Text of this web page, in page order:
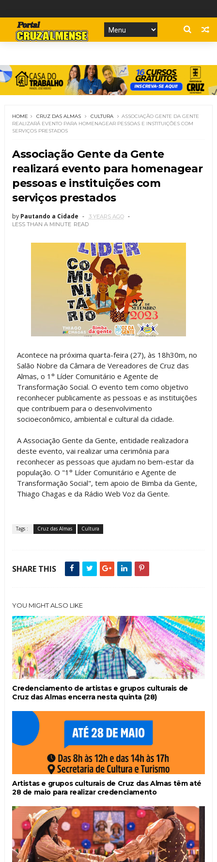
HOME CRUZ DAS ALMAS CULTURA
ASSOCIAÇÃO GENTE DA GENTE
REALIZARÁ EVENTO PARA HOMENAGEAR PESSOAS E INSTITUIÇÕES COM
SERVIÇOS PRESTADOS
Associação Gente da Gente
realizará evento para homenagear
pessoas e instituições com
serviços prestados
by Pautando a Cidade
3 YEARS AGO
LESS THAN A MINUTE READ
Acontece na próxima quarta-feira (27), às 18h30m, no
Salão Nobre da Câmara de Vereadores de Cruz das
Almas, o 1° Líder Comunitário e Agente de
Transformação Social. O evento tem como objetivo
reconhecer publicamente as pessoas e as instituições
que contribuem para o desenvolvimento
socioeconômico, ambiental e cultural da cidade.
A Associação Gente da Gente, entidade realizadora
deste evento, vai realizar uma cerimônia para
reconhecer as pessoas que ajudam no bem-estar da
população. O "1° Líder Comunitário e Agente de
Transformação Social", tem apoio de Bimba da Gente,
Thiago Chagas e da Rádio Web Voz da Gente.
Tags : Cruz das Almas Cultura
SHARE THIS
YOU MIGHT ALSO LIKE
Credenciamento de artistas e grupos culturais de
Cruz das Almas encerra nesta quinta (28)
Artistas e grupos culturais de Cruz das Almas têm até
28 de maio para realizar credenciamento